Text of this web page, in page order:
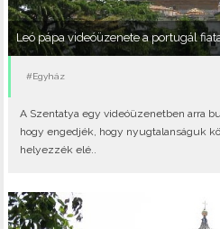
Leó pápa videóüzenete a portugál
#Egyház
A Szentatya egy videóüzenetben arra
hogy engedjék, hogy nyugtalanságuk
helyezzék elé..